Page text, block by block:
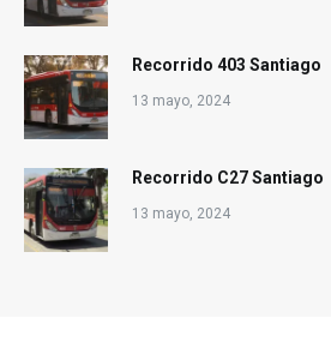
Recorrido 403 Santiago
13 mayo, 2024
Recorrido C27 Santiago
13 mayo, 2024